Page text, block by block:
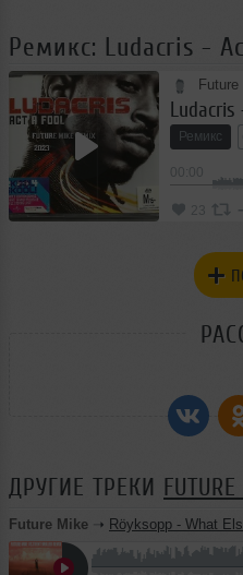
Ремикс: Ludacris -
Ludacris
Ремикс
23
ДРУГИЕ ТРЕКИ
Future Mike ➝ Röyksopp - What Else Is There? (Future Mike